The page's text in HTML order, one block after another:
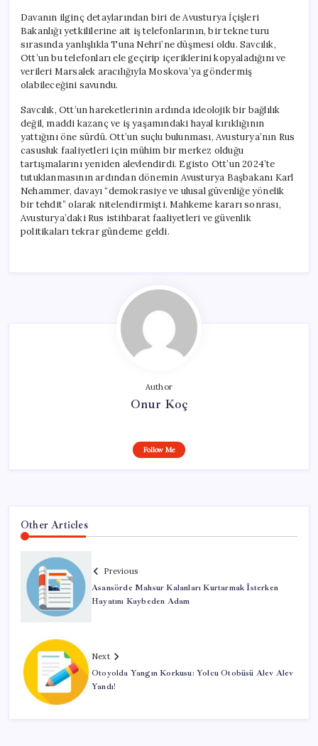
Davanın ilginç detaylarından biri de Avusturya İçişleri
Bakanlığı yetkililerine ait iş telefonlarının, bir tekne turu
sırasında yanlışlıkla Tuna Nehri’ne düşmesi oldu. Savcılık,
Ott’un bu telefonları ele geçirip içeriklerini kopyaladığını ve
verileri Marsalek aracılığıyla Moskova’ya göndermiş
olabileceğini savundu.
Savcılık, Ott’un hareketlerinin ardında ideolojik bir bağlılık
değil, maddi kazanç ve iş yaşamındaki hayal kırıklığının
yattığını öne sürdü. Ott’un suçlu bulunması, Avusturya’nın Rus
casusluk faaliyetleri için mühim bir merkez olduğu
tartışmalarını yeniden alevlendirdi. Egisto Ott’un 2024’te
tutuklanmasının ardından dönemin Avusturya Başbakanı Karl
Nehammer, davayı “demokrasiye ve ulusal güvenliğe yönelik
bir tehdit” olarak nitelendirmişti. Mahkeme kararı sonrası,
Avusturya’daki Rus istihbarat faaliyetleri ve güvenlik
politikaları tekrar gündeme geldi.
Author
Onur Koç
Follow Me
Other Articles
Previous
Asansörde Mahsur Kalanları Kurtarmak İsterken
Hayatını Kaybeden Adam
Next
Otoyolda Yangın Korkusu: Yolcu Otobüsü Alev Alev
Yandı!